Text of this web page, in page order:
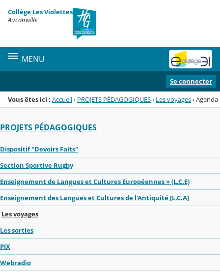
Menu de la rubrique
Contenu
Collège Les Violettes
Aucamville
MENU
Se connecter
Vous êtes ici : Accueil› PROJETS PÉDAGOGIQUES› Les voyages›Agenda
PROJETS PÉDAGOGIQUES
Dispositif "Devoirs Faits"
Section Sportive Rugby
Enseignement de Langues et Cultures Européennes » (L.C.E)
Enseignement des Langues et Cultures de l'Antiquité [L.C.A]
Les voyages
Les sorties
PIX
Webradio